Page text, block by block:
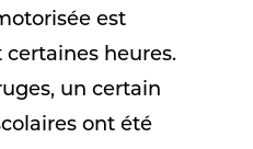
est
heures.
un certain
ont été